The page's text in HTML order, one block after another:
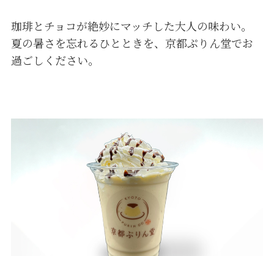
珈琲とチョコが絶妙にマッチした大人の味わい。
夏の暑さを忘れるひとときを、京都ぷりん堂でお
過ごしください。